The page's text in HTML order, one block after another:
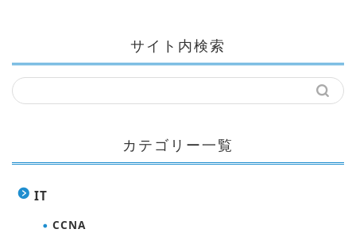
サイト内検索
カテゴリー一覧
IT
CCNA